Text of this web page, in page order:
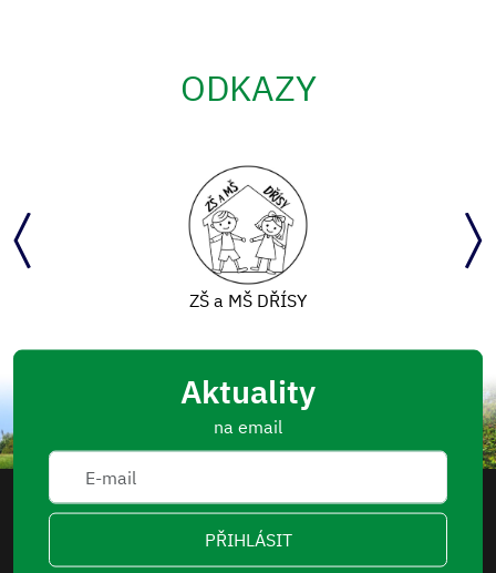
ODKAZY
ZŠ a MŠ DŘÍSY
Aktuality
na email
PŘIHLÁSIT